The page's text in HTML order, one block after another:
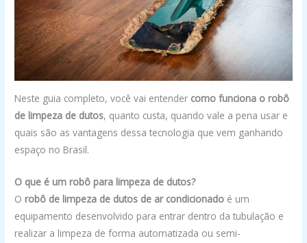
Neste guia completo, você vai entender como funciona o robô
de limpeza de dutos, quanto custa, quando vale a pena usar e
quais são as vantagens dessa tecnologia que vem ganhando
espaço no Brasil.
O que é um robô para limpeza de dutos?
O robô de limpeza de dutos de ar condicionado é um
equipamento desenvolvido para entrar dentro da tubulação e
realizar a limpeza de forma automatizada ou semi-